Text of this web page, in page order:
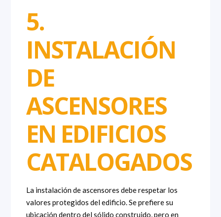
5.
INSTALACIÓN
DE
ASCENSORES
EN EDIFICIOS
CATALOGADOS
La instalación de ascensores debe respetar los
valores protegidos del edificio. Se prefiere su
ubicación dentro del sólido construido, pero en